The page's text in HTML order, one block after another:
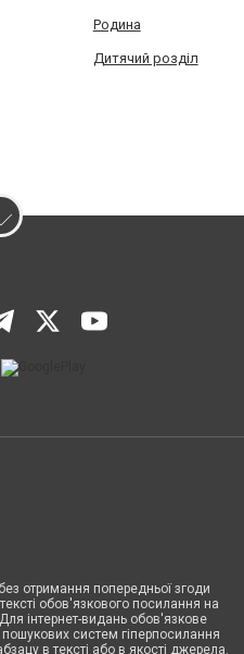
Родина
Дитячий розділ
отримання попередньої згоди
обов'язкового посилання на
інтернет-видань обов'язкове
систем гіперпосилання
в тексті або в якості джерела.